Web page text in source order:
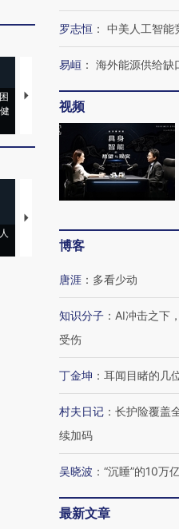
视线｜HYROX的吸金
术：是什么让中产们甘
心“花钱找虐”？
毒品
【推广】走进第四届链博
会，让数智科技“链”接产
【特
罗志恒 ： 中美人工智能
易峘 ： 海外能源供给缺
视频
博客
唐涯 ： 多看少动
知识分子 ： AI冲击之下
受伤
丁金坤 ： 耳闻目睹的几
村夫日记 ： 长护险覆盖
续加码
吴晓波 ： “沉睡”的10万
最新文章